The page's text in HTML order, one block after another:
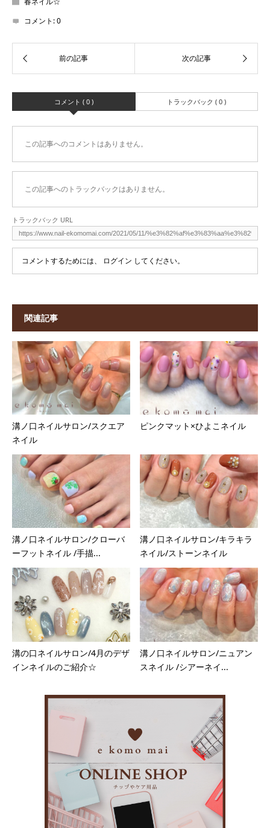
コメント:0
コメント ( 0 ) トラックバック ( 0 )
この記事へのコメントはありません。
この記事へのトラックバックはありません。
トラックバック URL
コメントするためには、 ログイン してください。
関連記事
溝ノ口ネイルサロン/スクエア
ネイル
ピンクマット×ひよこネイル
溝ノ口ネイルサロン/クローバ
ーフットネイル /手描...
溝ノ口ネイルサロン/キラキラ
ネイル/ストーンネイル
溝の口ネイルサロン/4月のデザ
インネイルのご紹介☆
溝ノ口ネイルサロン/ニュアン
スネイル /シアーネイ...